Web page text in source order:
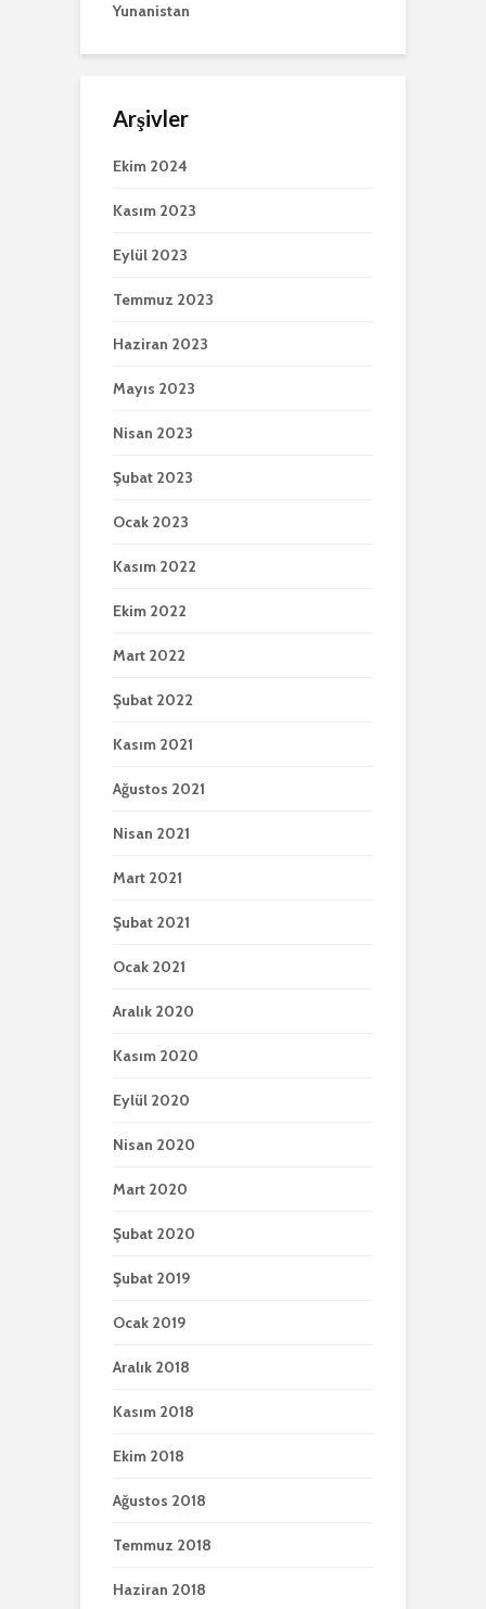
Yunanistan
Arşivler
Ekim 2024
Kasım 2023
Eylül 2023
Temmuz 2023
Haziran 2023
Mayıs 2023
Nisan 2023
Şubat 2023
Ocak 2023
Kasım 2022
Ekim 2022
Mart 2022
Şubat 2022
Kasım 2021
Ağustos 2021
Nisan 2021
Mart 2021
Şubat 2021
Ocak 2021
Aralık 2020
Kasım 2020
Eylül 2020
Nisan 2020
Mart 2020
Şubat 2020
Şubat 2019
Ocak 2019
Aralık 2018
Kasım 2018
Ekim 2018
Ağustos 2018
Temmuz 2018
Haziran 2018